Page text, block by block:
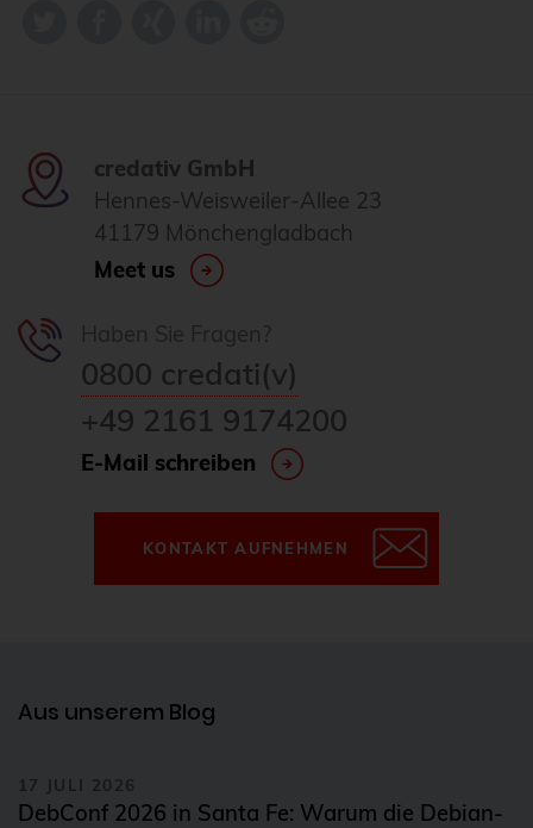
credativ GmbH
Hennes-Weisweiler-Allee 23
41179 Mönchengladbach
Meet us
0800 credati(v)
+49 2161 9174200
E-Mail schreiben
KONTAKT AUFNEHMEN
Aus unserem Blog
17 JULI 2026
DebConf 2026 in Santa Fe: Warum die Debian-